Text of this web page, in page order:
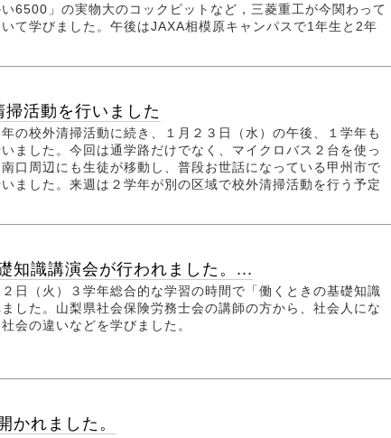
6500」の実物大のコックピットなど，三菱重工が今関わって
て学びました。午後はJAXA相模原キャンパスで1年生と2年
活動を行いました
の校外清掃活動に続き、１月２３日（水）の午後、１学年も
ました。今回は通学路だけでなく、マイクロバス２台を使っ
口周辺にも生徒が移動し、普段お世話になっている甲州市で
ました。来週は２学年が別の区域で校外清掃活動を行う予定
知識講演会が行われました。...
日（火）３学年総合的な学習の時間で「働くときの基礎知識
した。山梨県社会保険労務士会の講師の方から、社会人にな
会の違いなどを学びました。
かれました。